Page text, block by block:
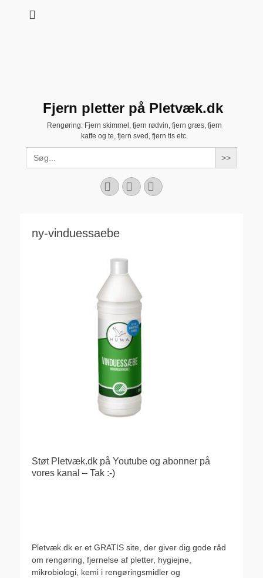
Fjern pletter på Pletvæk.dk
Rengøring: Fjern skimmel, fjern rødvin, fjern græs, fjern
kaffe og te, fjern sved, fjern tis etc.
Search
for:
Facebook
YouTubeInstagram
ny-vinduessaebe
Støt Pletvæk.dk på Youtube og abonner på
vores kanal – Tak :-)
Pletvæk.dk er et GRATIS site, der giver dig gode råd
om rengøring, fjernelse af pletter, hygiejne,
mikrobiologi, kemi i rengøringsmidler og